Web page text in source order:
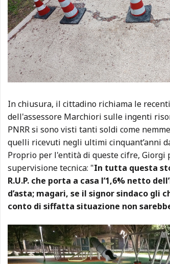
In chiusura, il cittadino richiama le
dell'assessore Marchiori sulle ingenti
PNRR si sono visti tanti soldi come
quelli ricevuti negli ultimi cinquant’anni
Proprio per l'entità di queste cifre,
supervisione tecnica: "In tutta questa
R.U.P. che porta a casa l’1,6% netto
d’asta; magari, se il signor sindaco gli
conto di siffatta situazione non